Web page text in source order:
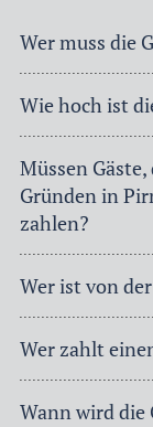
Wer muss die
Wie hoch ist
Müssen
Gründen in
zahlen?
Wer ist von
Wer zahlt
Wann wird die